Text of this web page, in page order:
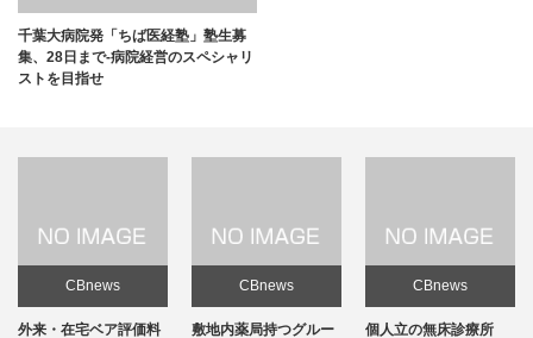
千葉⼤病院発「ちば医経塾」塾生募
集、28日まで-病院経営のスペシャリ
ストを目指せ
CBnews
敷地内薬局持つグルー
CBnews
個人立の無床診療所
CBnews
個人立の無床診療所